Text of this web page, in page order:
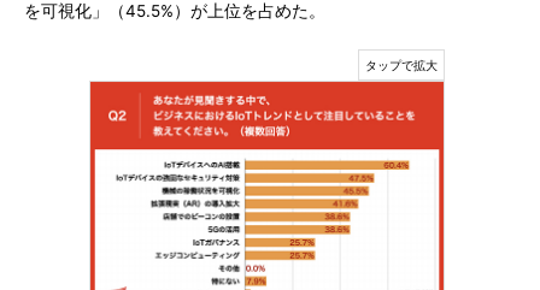
を可視化」（45.5%）が上位を占めた。